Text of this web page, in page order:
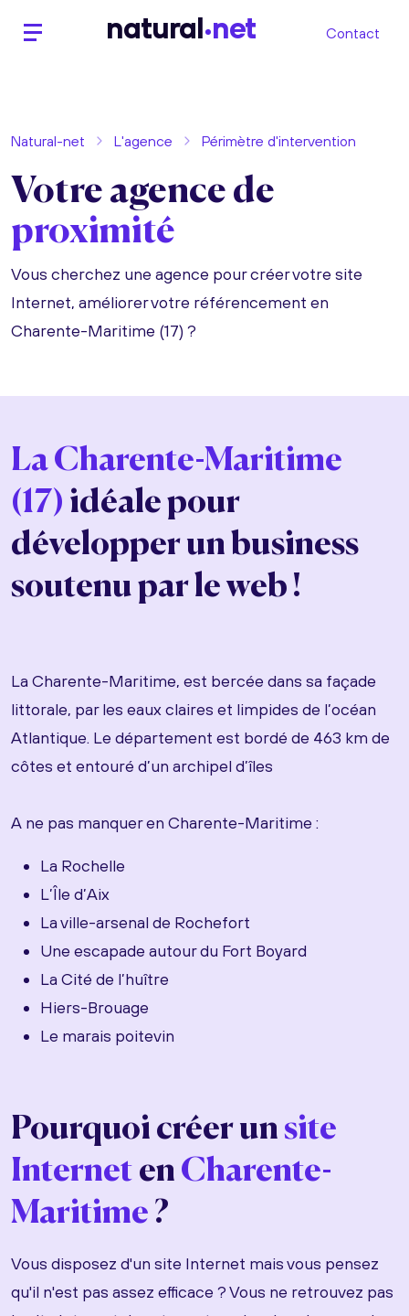
natural net Contact
Natural-net L'agence Périmètre d'intervention
Votre agence de
proximité
Vous cherchez une agence pour créer votre site
Internet, améliorer votre référencement en
Charente-Maritime (17) ?
La Charente-Maritime
(17) idéale pour
développer un business
soutenu par le web !
La Charente-Maritime, est bercée dans sa façade
littorale, par les eaux claires et limpides de l’océan
Atlantique. Le département est bordé de 463 km de
côtes et entouré d’un archipel d’îles
A ne pas manquer en Charente-Maritime :
La Rochelle
L’Île d’Aix
La ville-arsenal de Rochefort
Une escapade autour du Fort Boyard
La Cité de l’huître
Hiers-Brouage
Le marais poitevin
Pourquoi créer unsite
Internet en Charente-
Maritime ?
Vous disposez d'un site Internet mais vous pensez
qu'il n'est pas assez efficace ? Vous ne retrouvez pas